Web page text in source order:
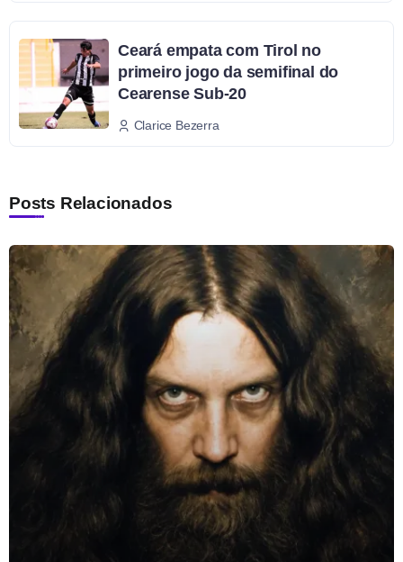
Ceará empata com Tirol no
primeiro jogo da semifinal do
Cearense Sub-20
Clarice Bezerra
Posts Relacionados